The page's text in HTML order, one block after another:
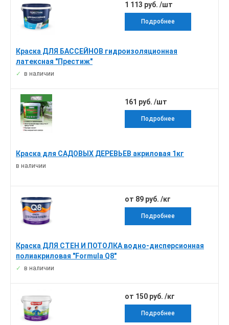
Краска ДЛЯ БАССЕЙНОВ гидроизоляционная
латексная "Престиж"
в наличии
1 113 руб. /шт
Подробнее
Краска для САДОВЫХ ДЕРЕВЬЕВ акриловая 1кг
в наличии
161 руб. /шт
Подробнее
Краска ДЛЯ СТЕН И ПОТОЛКА водно-дисперсионная
полиакриловая "Formula Q8"
в наличии
от 89 руб. /кг
Подробнее
от 150 руб. /кг
Подробнее